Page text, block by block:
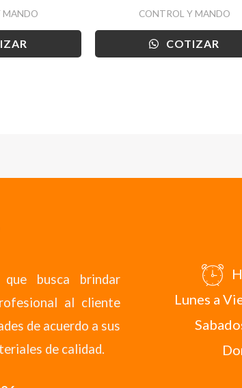
MANDO CONTROL Y MANDO
COTIZAR
que busca brindar
al cliente
de acuerdo a sus
de calidad.
Lunes a